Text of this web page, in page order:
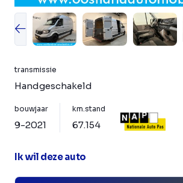
transmissie
Handgeschakeld
bouwjaar
9-2021
km.stand
67.154
Ik wil deze auto